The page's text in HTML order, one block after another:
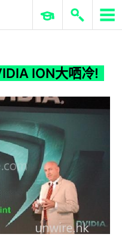
ION大哂冷!
ERP 與商業 AI
ION大哂冷!